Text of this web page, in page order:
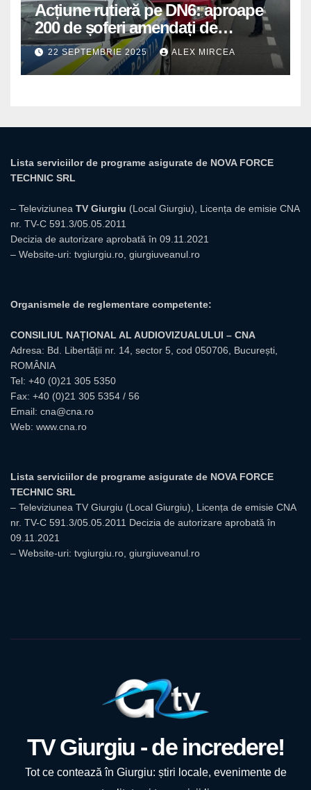
Acțiune rutieră pe DN6: aproape
200 de șoferi amendați de
polițiștii din Mihăilești
22 SEPTEMBRIE 2025 ALEX MIRCEA
Lista serviciilor de programe asigurate de NOVA FORCE
TECHNIC SRL
– Televiziunea TV Giurgiu (Local Giurgiu), Licența de emisie CNA
nr. TV-C 591.3/05.05.2011
Decizia de autorizare aprobată în 09.11.2021
– Website-uri: tvgiurgiu.ro giurgiuveanul.ro
Organismele de reglementare competente:
CONSILIUL NAȚIONAL AL AUDIOVIZUALULUI – CNA
Adresa: Bd. Libertății nr. 14, sector 5, cod 050706, București,
ROMÂNIA
Tel: +40 (0)21 305 5350
Fax: +40 (0)21 305 5354 / 56
Email: cna@cna.ro
Web: www.cna.ro
Lista serviciilor de programe asigurate de NOVA FORCE
TECHNIC SRL
– Televiziunea TV Giurgiu (Local Giurgiu), Licența de emisie CNA
nr. TV-C 591.3/05.05.2011 Decizia de autorizare aprobată în
09.11.2021
– Website-uri: tvgiurgiu.ro, giurgiuveanul.ro
TV Giurgiu - de incredere!
Tot ce contează în Giurgiu: știri locale, evenimente de